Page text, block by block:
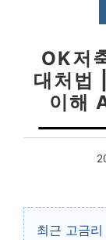
OK저
대처법
이해
최근 고금